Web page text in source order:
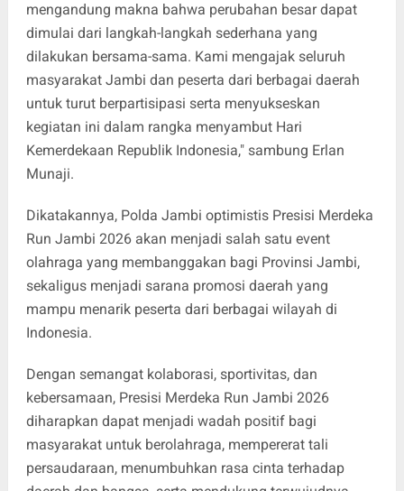
mengandung makna bahwa perubahan besar dapat
dimulai dari langkah-langkah sederhana yang
dilakukan bersama-sama. Kami mengajak seluruh
masyarakat Jambi dan peserta dari berbagai daerah
untuk turut berpartisipasi serta menyukseskan
kegiatan ini dalam rangka menyambut Hari
Kemerdekaan Republik Indonesia," sambung Erlan
Munaji.
Dikatakannya, Polda Jambi optimistis Presisi Merdeka
Run Jambi 2026 akan menjadi salah satu event
olahraga yang membanggakan bagi Provinsi Jambi,
sekaligus menjadi sarana promosi daerah yang
mampu menarik peserta dari berbagai wilayah di
Indonesia.
Dengan semangat kolaborasi, sportivitas, dan
kebersamaan, Presisi Merdeka Run Jambi 2026
diharapkan dapat menjadi wadah positif bagi
masyarakat untuk berolahraga, mempererat tali
persaudaraan, menumbuhkan rasa cinta terhadap